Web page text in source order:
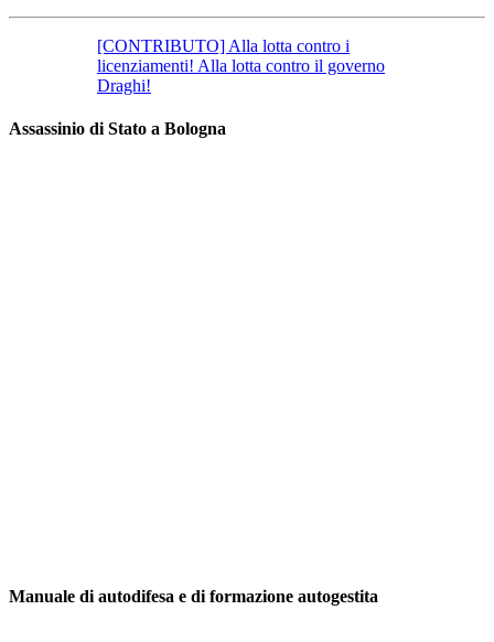
[CONTRIBUTO] Alla lotta contro i
licenziamenti! Alla lotta contro il governo
Draghi!
Assassinio di Stato a Bologna
Manuale di autodifesa e di formazione autogestita